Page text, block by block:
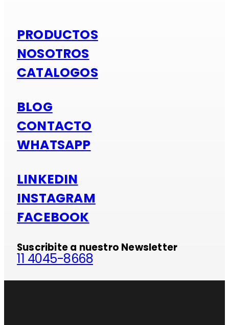
PRODUCTOS
NOSOTROS
CATALOGOS
BLOG
CONTACTO
WHATSAPP
LINKEDIN
INSTAGRAM
FACEBOOK
Suscribite a nuestro Newsletter
11 4045-8668